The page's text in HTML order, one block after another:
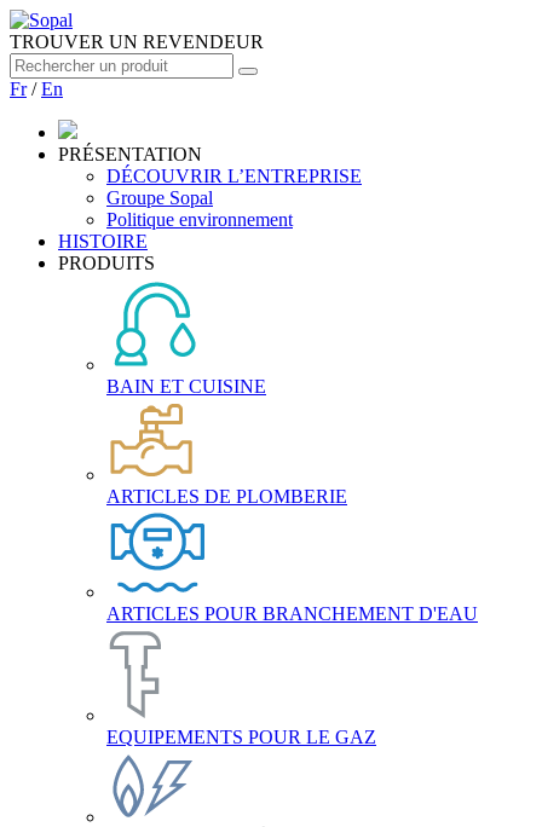
TROUVER UN REVENDEUR
Fr/En
PRÉSENTATION
DÉCOUVRIR L’ENTREPRISE
Groupe Sopal
Politique environnement
HISTOIRE
PRODUITS
BAIN ET CUISINE
ARTICLES DE PLOMBERIE
ARTICLES POUR BRANCHEMENT D'EAU
EQUIPEMENTS POUR LE GAZ